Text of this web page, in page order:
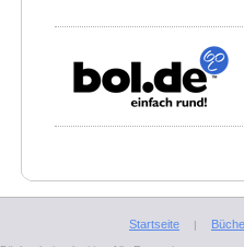
Startseite |